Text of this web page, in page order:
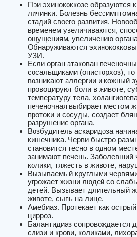
При эхинококкозе образуются
личинки. Болезнь
стадий своего развития.
временем увеличиваются,
ощущениям, увеличению
Обнаруживаются
УЗИ.
Если орган атакован
сосальщиками (описторхоз), то
возникают аллергии и кожный
провоцируют боли в животе,
температуру тела,
печеночная выбирает местом
протоки и сосуды, создает
разрушение органа.
Возбудитель аскаридоза
кишечника. Черви быстро
становится тесно в одном
занимают печень. Заболевший
колики, тяжесть в животе,
Вызываемый круглыми
угрожает жизни людей со
детей. Вызывает длительный
животе, сыпь на лице.
Амебиаз. Протекает как острый
цирроз.
Балантидиаз сопровождается
слизи и крови, коликами,